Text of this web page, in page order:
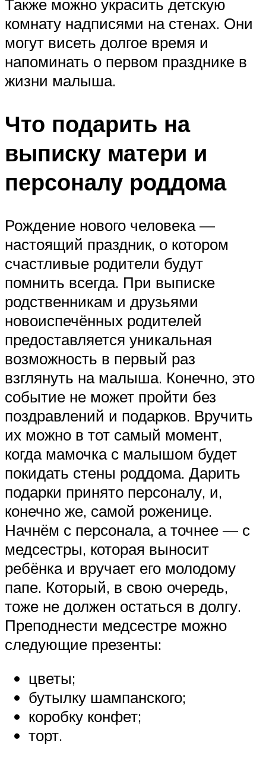
Также можно украсить детскую
комнату надписями на стенах. Они
могут висеть долгое время и
напоминать о первом празднике в
жизни малыша.
Что подарить на
выписку матери и
персоналу роддома
Рождение нового человека —
настоящий праздник, о котором
счастливые родители будут
помнить всегда. При выписке
родственникам и друзьями
новоиспечённых родителей
предоставляется уникальная
возможность в первый раз
взглянуть на малыша. Конечно, это
событие не может пройти без
поздравлений и подарков. Вручить
их можно в тот самый момент,
когда мамочка с малышом будет
покидать стены роддома. Дарить
подарки принято персоналу, и,
конечно же, самой роженице.
Начнём с персонала, а точнее — с
медсестры, которая выносит
ребёнка и вручает его молодому
папе. Который, в свою очередь,
тоже не должен остаться в долгу.
Преподнести медсестре можно
следующие презенты:
цветы;
бутылку шампанского;
коробку конфет;
торт.